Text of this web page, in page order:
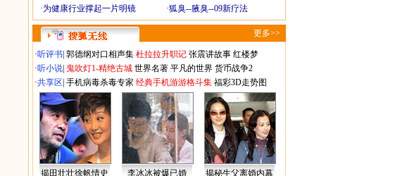
·为健康行业撑起一片明镜 ·狐臭--腋臭--09新疗法
更多>>
·听评书 郭德纲对口相声集 杜拉拉升职记 张震讲故事 红楼梦
·听小说 鬼吹灯1-精绝古城 世界名著 平凡的世界 货币战争2
·共享区 手机病毒杀毒专家 经典手机游游格斗集 福彩3D走势图
揭田壮壮徐帆情史 李冰冰被爆已婚
揭秘生父离婚内幕